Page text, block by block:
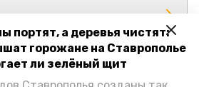
портят, а деревья чистят:
горожане на Ставрополье
ли зелёный щит